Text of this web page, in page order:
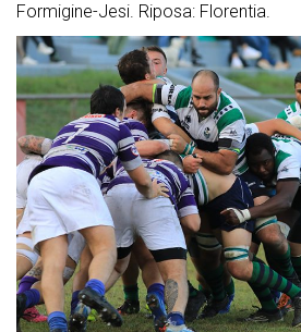
Formigine-Jesi. Riposa: Florentia.